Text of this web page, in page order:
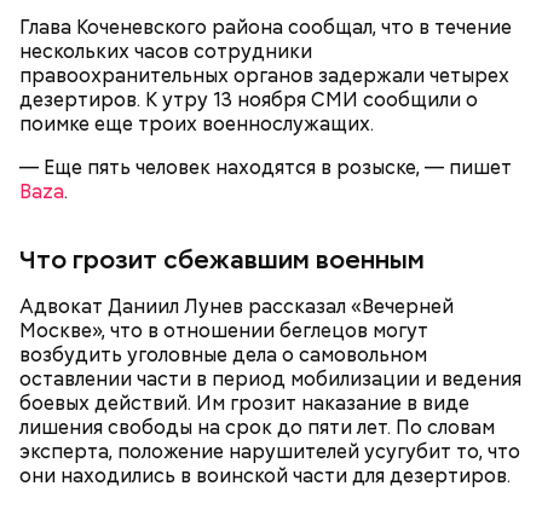
Глава Коченевского района сообщал, что в течение
нескольких часов сотрудники
правоохранительных органов задержали четырех
дезертиров. К утру 13 ноября СМИ сообщили о
поимке еще троих военнослужащих.
— Еще пять человек находятся в розыске, — пишет
Baza.
Что грозит сбежавшим военным
Адвокат Даниил Лунев рассказал «Вечерней
Москве», что в отношении беглецов могут
возбудить уголовные дела о самовольном
оставлении части в период мобилизации и ведения
боевых действий. Им грозит наказание в виде
лишения свободы на срок до пяти лет. По словам
эксперта, положение нарушителей усугубит то, что
они находились в воинской части для дезертиров.
поднялись домой. У него ухудшилось самочувствие
через сутки... Его увезли в больницу,
реанимировали, и там он скончался, — рассказывал
Миссюра на допросе.
Примерно через месяц, 31 декабря 2023 года,
Мутаев и его друзья снова назначили Кадирханову
встречу. На этот раз они затащили оппонента в
свою квартиру дома и избили, а также сняли ему
скальп, срезав волосы на голове вместе с кожей.
Это позднее подтвердили в управлении
Следственного комитета по Дагестану.
руководитель управленияАлександр Супрун.